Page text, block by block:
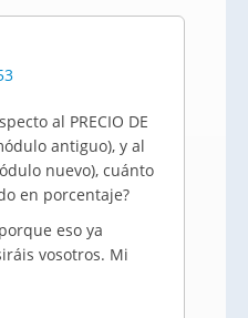
al PRECIO DE
antiguo), y al
nuevo), cuánto
en porcentaje?
eso ya
vosotros. Mi